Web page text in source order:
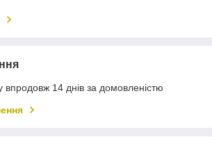
впродовж 14 днів за домовленістю